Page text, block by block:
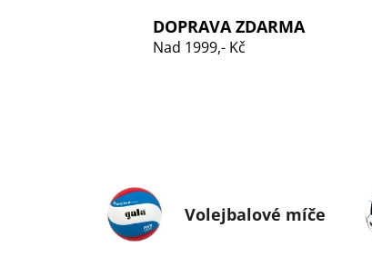
DOPRAVA ZDARMA
Nad 1999,- Kč
Volejbalové míče